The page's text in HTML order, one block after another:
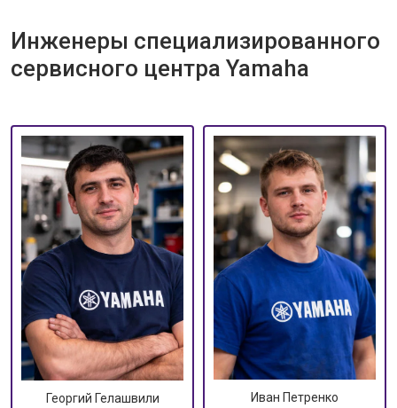
Инженеры специализированного
сервисного центра Yamaha
Георгий Гелашвили Иван Петренко